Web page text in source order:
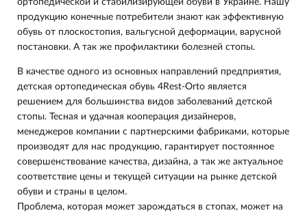
ортопедической и стабилизирующей обуви в Украине. Нашу
продукцию конечные потребители знают как эффективную
обувь от плоскостопия, вальгусной деформации, варусной
постановки. А так же профилактики болезней стопы.
В качестве одного из основных направлений предприятия,
детская ортопедическая обувь 4Rest-Orto является
решением для большинства видов заболеваний детской
стопы. Тесная и удачная кооперация дизайнеров,
менеджеров компании с партнерскими фабриками, которые
производят для нас продукцию, гарантирует постоянное
совершенствование качества, дизайна, а так же актуальное
соответствие цены и текущей ситуации на рынке детской
обуви и страны в целом.
Проблема, которая может зарождаться в стопах, может на